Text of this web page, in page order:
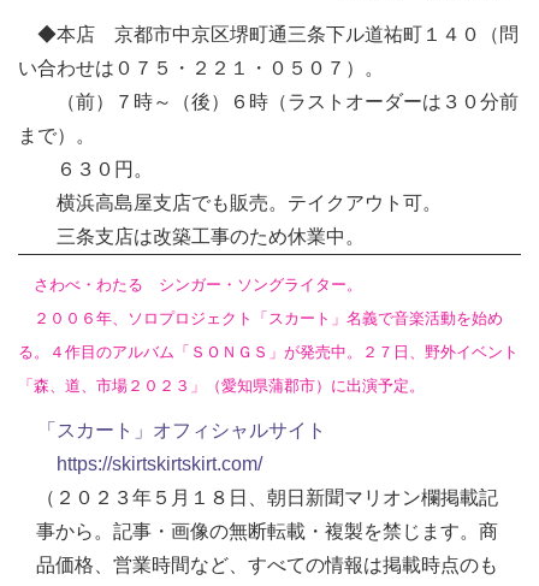
◆本店 京都市中京区堺町通三条下ル道祐町１４０（問
い合わせは０７５・２２１・０５０７）。
（前）７時～（後）６時（ラストオーダーは３０分前
まで）。
６３０円。
横浜高島屋支店でも販売。テイクアウト可。
三条支店は改築工事のため休業中。
さわべ・わたる シンガー・ソングライター。
２００６年、ソロプロジェクト「スカート」名義で音楽活動を始め
る。４作目のアルバム「ＳＯＮＧＳ」が発売中。２７日、野外イベント
「森、道、市場２０２３」（愛知県蒲郡市）に出演予定。
「スカート」オフィシャルサイト
https://skirtskirtskirt.com/
（２０２３年５月１８日、朝日新聞マリオン欄掲載記
事から。記事・画像の無断転載・複製を禁じます。商
品価格、営業時間など、すべての情報は掲載時点のも